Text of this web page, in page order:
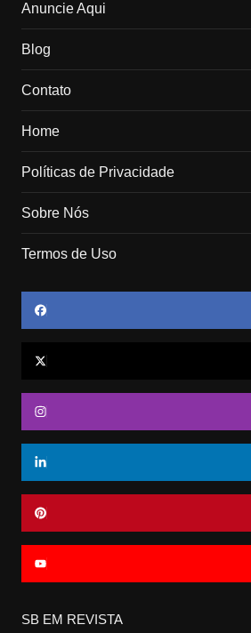
Anuncie Aqui
Blog
Contato
Home
Políticas de Privacidade
Sobre Nós
Termos de Uso
SB EM REVISTA